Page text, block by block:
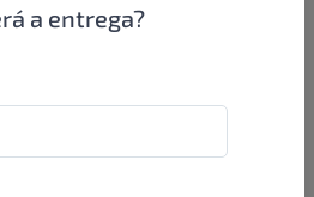
a entrega?
direto das indústrias de
E o melhor: você continua
parceiros e encontra novos
cada vez com mais praticidade e